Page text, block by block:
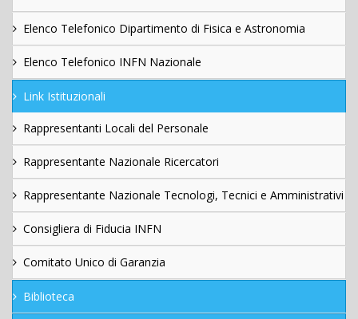
Elenco Telefonico Dipartimento di Fisica e Astronomia
Elenco Telefonico INFN Nazionale
Link Istituzionali
Rappresentanti Locali del Personale
Rappresentante Nazionale Ricercatori
Rappresentante Nazionale Tecnologi, Tecnici e Amministrativi
Consigliera di Fiducia INFN
Comitato Unico di Garanzia
Biblioteca